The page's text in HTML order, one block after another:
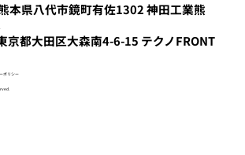
県八代市鏡町有佐1302 神田工業熊
都大田区大森南4-6-15 テクノFRONT
ポリシー